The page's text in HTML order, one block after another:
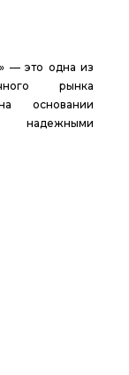
— это одна из
рынка
основании
надежными